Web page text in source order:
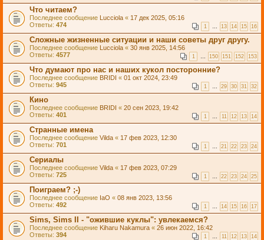
Что читаем?
Последнее сообщение Lucciola « 17 дек 2025, 05:16
Ответы: 474 1 … 13 14 15 16
Сложные жизненные ситуации и наши советы друг другу.
Последнее сообщение Lucciola « 30 янв 2025, 14:56
Ответы: 4577 1 … 150 151 152 153
Что думают про нас и наших кукол посторонние?
Последнее сообщение BRIDI « 01 окт 2024, 23:49
Ответы: 945 1 … 29 30 31 32
Кино
Последнее сообщение BRIDI « 20 сен 2023, 19:42
Ответы: 401 1 … 11 12 13 14
Странные имена
Последнее сообщение Vilda « 17 фев 2023, 12:30
Ответы: 701 1 … 21 22 23 24
Сериалы
Последнее сообщение Vilda « 17 фев 2023, 07:29
Ответы: 725 1 … 22 23 24 25
Поиграем? ;-)
Последнее сообщение IaO « 08 янв 2023, 13:56
Ответы: 492 1 … 14 15 16 17
Sims, Sims II - "ожившие куклы": увлекаемся?
Последнее сообщение Kiharu Nakamura « 26 июн 2022, 16:42
Ответы: 394 1 … 11 12 13 14